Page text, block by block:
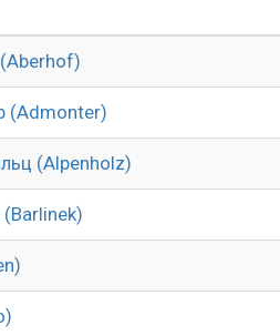
(Admonter)
(Alpenholz)